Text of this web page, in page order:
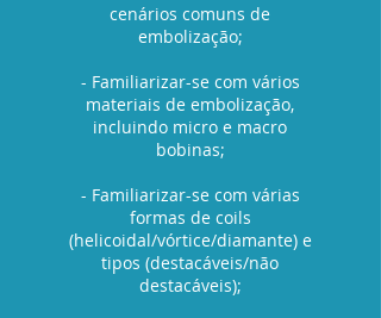
cenários comuns de
embolização;
- Familiarizar-se com vários
materiais de embolização,
incluindo micro e macro
bobinas;
- Familiarizar-se com várias
formas de coils
(helicoidal/vórtice/diamante) e
tipos (destacáveis/não
destacáveis);